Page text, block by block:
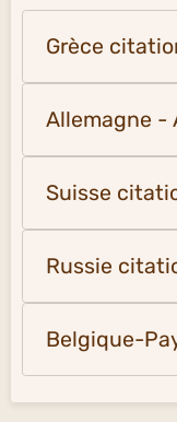
Grèce
Allemagne -
Suisse
Russie
Belgique-